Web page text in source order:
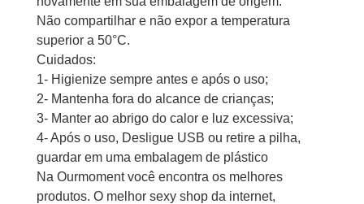
Não compartilhar e não expor a temperatura
superior a 50°C.
Cuidados:
1- Higienize sempre antes e após o uso;
2- Mantenha fora do alcance de crianças;
3- Manter ao abrigo do calor e luz excessiva;
4- Após o uso, Desligue USB ou retire a pilha,
guardar em uma embalagem de plástico
Na Ourmoment você encontra os melhores
produtos. O melhor sexy shop da internet,